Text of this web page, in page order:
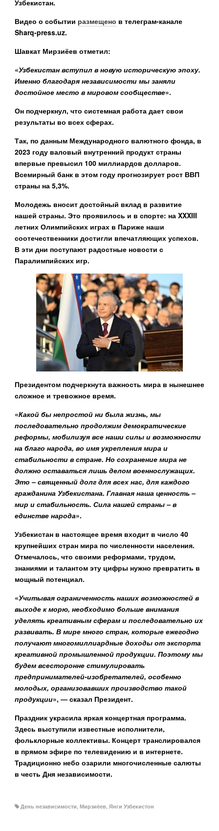
Узбекистан.
Видео о событии размещено в телеграм-канале
Sharq-press.uz.
Шавкат Мирзиёев отметил:
«Узбекистан вступил в новую историческую эпоху.
Именно благодаря независимости мы заняли
достойное место в мировом сообществе».
Он подчеркнул, что системная работа дает свои
результаты во всех сферах.
Так, по данным Международного валютного фонда, в
2023 году валовый внутренний продукт страны
впервые превысил 100 миллиардов долларов.
Всемирный банк в этом году прогнозирует рост ВВП
страны на 5,3%.
Молодежь вносит достойный вклад в развитие
нашей страны. Это проявилось и в спорте: на XXXIII
летних Олимпийских играх в Париже наши
соотечественники достигли впечатляющих успехов.
В эти дни поступают радостные новости с
Паралимпийских игр.
Президентом подчеркнута важность мира в нынешнее
сложное и тревожное время.
«Какой бы непростой ни была жизнь, мы
последовательно продолжим демократические
реформы, мобилизуя все наши силы и возможности
на благо народа, во имя укрепления мира и
стабильности в стране. Но сохранение мира не
должно оставаться лишь делом военнослужащих.
Это – священный долг для всех нас, для каждого
гражданина Узбекистана. Главная наша ценность –
мир и стабильность. Сила нашей страны – в
единстве народа».
Узбекистан в настоящее время входит в число 40
крупнейших стран мира по численности населения.
Отмечалось, что своими реформами, трудом,
знаниями и талантом эту цифры нужно превратить в
мощный потенциал.
«Учитывая ограниченность наших возможностей в
выходе к морю, необходимо больше внимания
уделять креативным сферам и последовательно их
развивать. В мире много стран, которые ежегодно
получают многомиллиардные доходы от экспорта
креативной промышленной продукции. Поэтому мы
будем всесторонне стимулировать
предпринимателей-изобретателей, особенно
молодых, организовавших производство такой
продукции», — сказал Президент.
Праздник украсила яркая концертная программа.
Здесь выступили известные исполнители,
фольклорные коллективы. Концерт транслировался
в прямом эфире по телевидению и в интернете.
Традиционно небо озарили многочисленные салюты
в честь Дня независимости.
День независимости, Мирзиёев, Янги Узбекистон